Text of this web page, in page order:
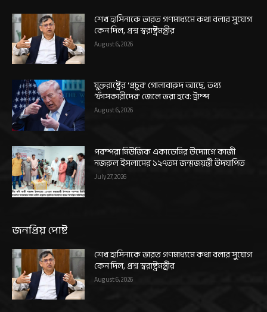
শেখ হাসিনাকে ভারত গণমাধ্যমে কথা বলার সুযোগ
কেন দিল, প্রশ্ন স্বরাষ্ট্রমন্ত্রীর
August 6, 2026
যুক্তরাষ্ট্রের ‘প্রচুর’ গোলাবারুদ আছে, তথ্য
‘ফাঁসকারীদের’ জেলে ভরা হবে: ট্রাম্প
August 6, 2026
পরম্পরা মিউজিক একাডেমির উদ্যোগে কাজী
নজরুল ইসলামের ১২৭তম জন্মজয়ন্তী উদযাপিত
July 27, 2026
জনপ্রিয় পোষ্ট
শেখ হাসিনাকে ভারত গণমাধ্যমে কথা বলার সুযোগ
কেন দিল, প্রশ্ন স্বরাষ্ট্রমন্ত্রীর
August 6, 2026